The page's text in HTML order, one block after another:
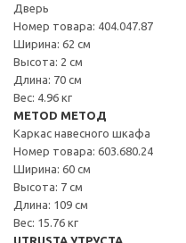
Дверь
Номер товара: 404.047.87
Ширина: 62 см
Высота: 2 см
Длина: 70 см
Вес: 4.96 кг
METOD МЕТОД
Каркас навесного шкафа
Номер товара: 603.680.24
Ширина: 60 см
Высота: 7 см
Длина: 109 см
Вес: 15.76 кг
UTRUSTA УТРУСТА